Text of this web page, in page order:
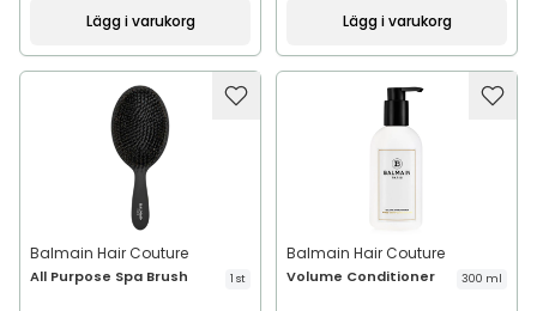
Lägg i varukorg Lägg i varukorg
Balmain Hair Couture
All Purpose Spa Brush 1 st
Balmain Hair Couture
Volume Conditioner 300 ml